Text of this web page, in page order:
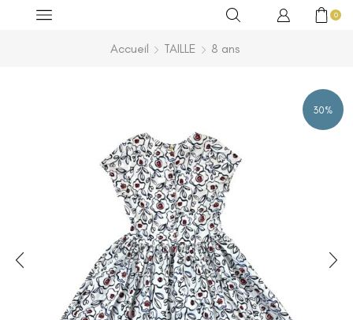
0
Accueil TAILLE 8 ans
30%